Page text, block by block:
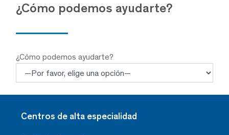
¿Cómo podemos ayudarte?
¿Cómo podemos ayudarte?
Centros de alta especialidad